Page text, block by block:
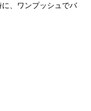
、ワンプッシュでバ